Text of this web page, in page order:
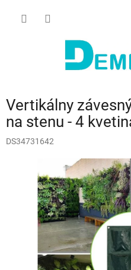
Vertikálny
na stenu - 4
DS34731642